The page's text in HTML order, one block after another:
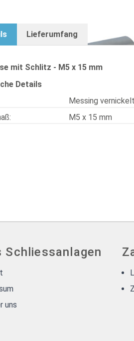
Lieferumfang
mit Schlitz - M5 x 15 mm
Details
Messing
M5 x 15 mm
Schliessanlagen
uns